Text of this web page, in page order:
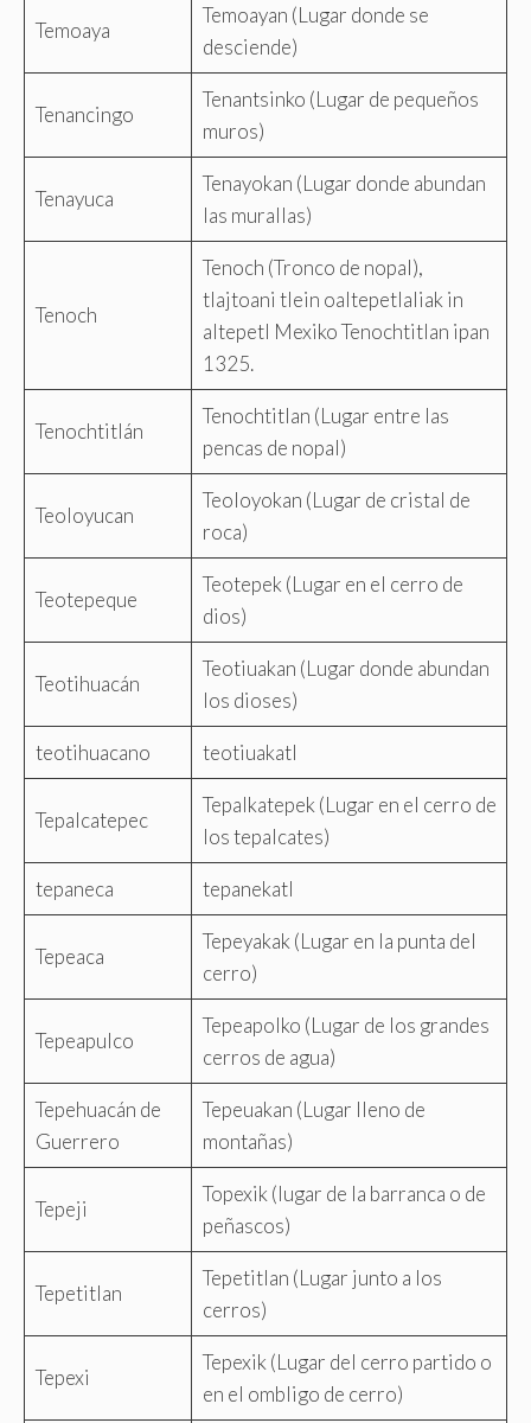
Temoaya
Temoayan (Lugar donde se
desciende)
Tenancingo
Tenantsinko (Lugar de pequeños
muros)
Tenayuca
Tenayokan (Lugar donde abundan
las murallas)
Tenoch
Tenoch (Tronco de nopal),
tlajtoani tlein oaltepetlaliak in
altepetl Mexiko Tenochtitlan ipan
1325.
Tenochtitlán
Tenochtitlan (Lugar entre las
pencas de nopal)
Teoloyucan
Teoloyokan (Lugar de cristal de
roca)
Teotepeque
Teotepek (Lugar en el cerro de
dios)
Teotihuacán
Teotiuakan (Lugar donde abundan
los dioses)
teotihuacano teotiuakatl
Tepalcatepec
Tepalkatepek (Lugar en el cerro de
los tepalcates)
tepaneca tepanekatl
Tepeaca
Tepeyakak (Lugar en la punta del
cerro)
Tepeapulco
Tepeapolko (Lugar de los grandes
cerros de agua)
Tepehuacán de
Guerrero
Tepeuakan (Lugar lleno de
montañas)
Tepeji
Topexik (lugar de la barranca o de
peñascos)
Tepetitlan
Tepetitlan (Lugar junto a los
cerros)
Tepexi
Tepexik (Lugar del cerro partido o
en el ombligo de cerro)